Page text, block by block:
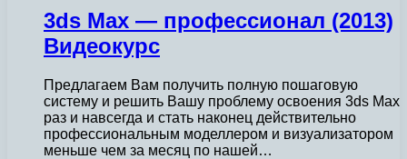
3ds Max — профессионал (2013)
Видеокурс
Предлагаем Вам получить полную пошаговую
систему и решить Вашу проблему освоения 3ds Max
раз и навсегда и стать наконец действительно
профессиональным моделлером и визуализатором
меньше чем за месяц по нашей…